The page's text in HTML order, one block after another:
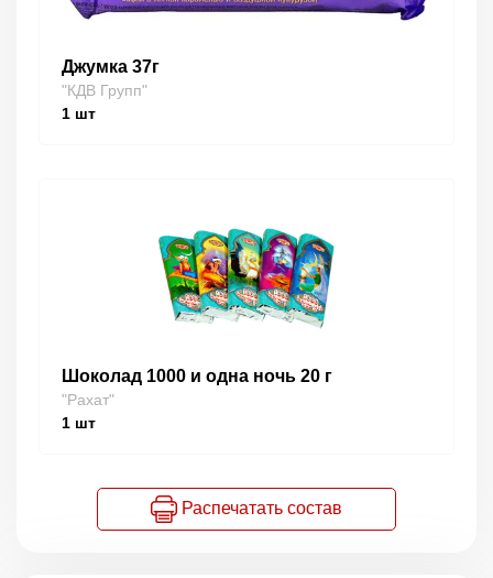
Джумка 37г
"КДВ Групп"
1 шт
Шоколад 1000 и одна ночь 20 г
"Рахат"
1 шт
Распечатать состав